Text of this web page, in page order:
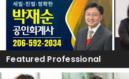
Featured Professional